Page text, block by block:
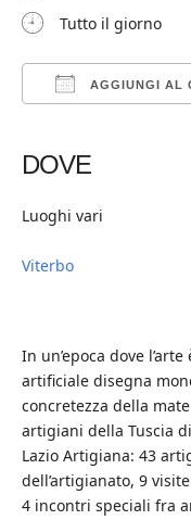
Tutto il giorno
AGGIUNGI AL
DOVE
Luoghi vari
Viterbo
In un’epoca dove
artificiale disegna
concretezza della
artigiani della Tuscia
Lazio Artigiana: 43
dell’artigianato, 9
4 incontri speciali fra